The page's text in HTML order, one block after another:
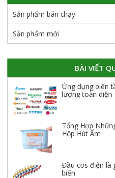
Sản phẩm bán chạy
Sản phẩm mới
BÀI VIẾT
Ứng dụng biến
lượng toàn diện
Tổng Hợp
Hộp Hút Ẩm
Đầu cos điện là
biến